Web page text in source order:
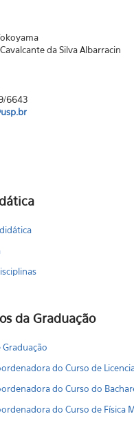
da Silva Albarracin
6643
da Graduação
Graduação
do Curso de
do Curso do
do Curso de Física